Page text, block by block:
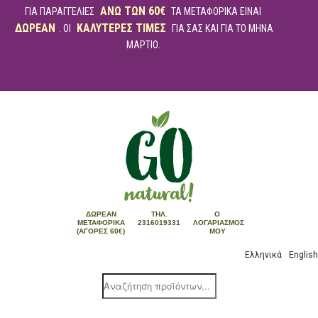
ΓΙΑ ΠΑΡΑΓΓΕΛΙΕΣ ΑΝΩ ΤΩΝ 60€ ΤΑ ΜΕΤΑΦΟΡΙΚΑ ΕΙΝΑΙ
ΔΩΡΕΑΝ . ΟΙ ΚΑΛΥΤΕΡΕΣ ΤΙΜΕΣ
ΓΙΑ ΣΑΣ ΚΑΙ ΓΙΑ ΤΟ ΜΗΝΑ
ΜΑΡΤΙΟ.
ΔΩΡΕΆΝ
ΜΕΤΑΦΟΡΙΚΆ
(ΑΓΟΡΈΣ 60€)
ΤΗΛ.
2316019331
Ο
ΛΟΓΑΡΙΑΣΜΌΣ
ΜΟΥ
Ελληνικά English
Products